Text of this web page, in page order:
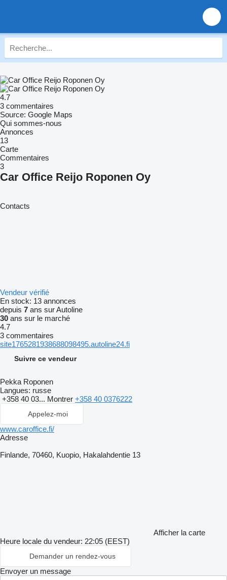
4.7
3 commentaires
Source: Google Maps
Qui sommes-nous
Annonces
13
Carte
Commentaires
3
Car Office Reijo Roponen Oy
Contacts
Vendeur vérifié
En stock: 13 annonces
depuis 7 ans sur Autoline
30 ans sur le marché
4.7
3 commentaires
site1765281938688098495.autoline24.fi
Suivre ce vendeur
Pekka Roponen
Langues: russe
+358 40 03... Montrer +358 40 0376222
Appelez-moi
www.caroffice.fi/
Adresse
Finlande, 70460, Kuopio, Hakalahdentie 13
Afficher la carte
Heure locale du vendeur: 22:05 (EEST)
Demander un rendez-vous
Envoyer un message